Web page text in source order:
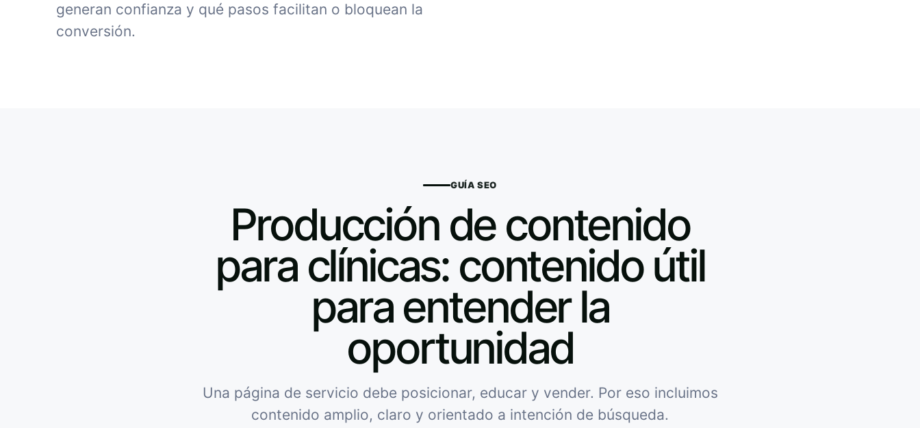
generan confianza y qué pasos facilitan o bloquean la
conversión.
GUÍA SEO
Producción de contenido
para clínicas: contenido útil
para entender la
oportunidad
Una página de servicio debe posicionar, educar y vender. Por eso incluimos
contenido amplio, claro y orientado a intención de búsqueda.